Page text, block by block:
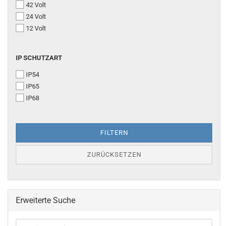
42 Volt
24 Volt
12 Volt
IP
IP SCHUTZART
IP54
IP65
IP68
FILTERN
ZURÜCKSETZEN
Erweiterte Suche